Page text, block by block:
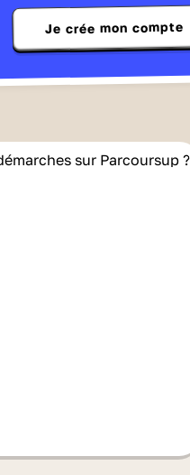
Je crée mon compte